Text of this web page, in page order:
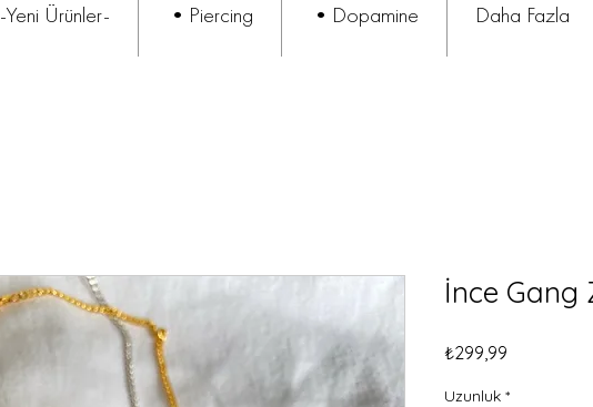
-Yeni Ürünler- •Piercing •Dopamine Daha Fazla
İnce Gang
₺299,99
Uzunluk *